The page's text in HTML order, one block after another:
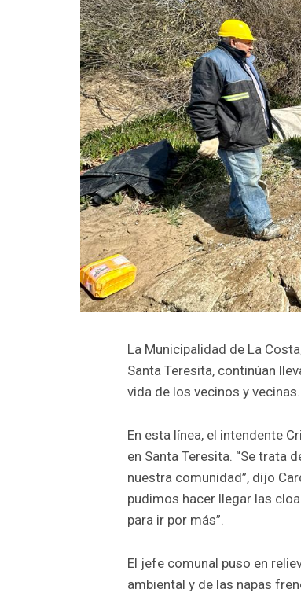
La Municipalidad de La
Santa Teresita, continúan
vida de los vecinos y vecinas.
En esta línea, el intendente
en Santa Teresita. “Se trata
nuestra comunidad”, dijo
pudimos hacer llegar las
para ir por más”.
El jefe comunal puso en
ambiental y de las napas